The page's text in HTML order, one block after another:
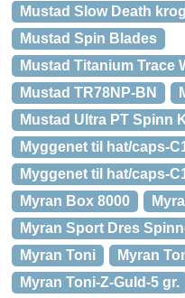
Mustad Slow Death krog
Mustad Spin Blades
Mustad Titanium Trace
Mustad TR78NP-BN
Mustad Ultra PT Spinn
Myggenet til hat/caps-
Myggenet til hat/caps-
Myran Box 8000
Myran Sport Dres
Myran Toni
Myran
Myran Toni-Z-Guld-5 gr.